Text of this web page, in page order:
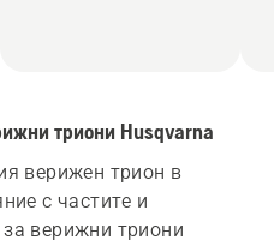
триони Husqvarna
верижен трион в
с частите и
верижни триони